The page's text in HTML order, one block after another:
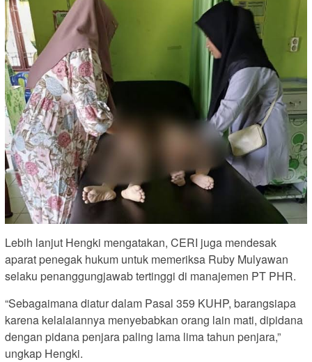
Lebih lanjut Hengki mengatakan, CERI juga mendesak
aparat penegak hukum untuk memeriksa Ruby Mulyawan
selaku penanggungjawab tertinggi di manajemen PT PHR.
“Sebagaimana diatur dalam Pasal 359 KUHP, barangsiapa
karena kelalaiannya menyebabkan orang lain mati, dipidana
dengan pidana penjara paling lama lima tahun penjara,”
ungkap Hengki.